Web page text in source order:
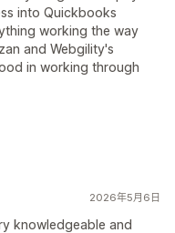
into Quickbooks
working the way
and Webgility's
in working through
2026年5月6日
knowledgeable and